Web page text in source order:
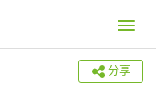
Toggle
分享